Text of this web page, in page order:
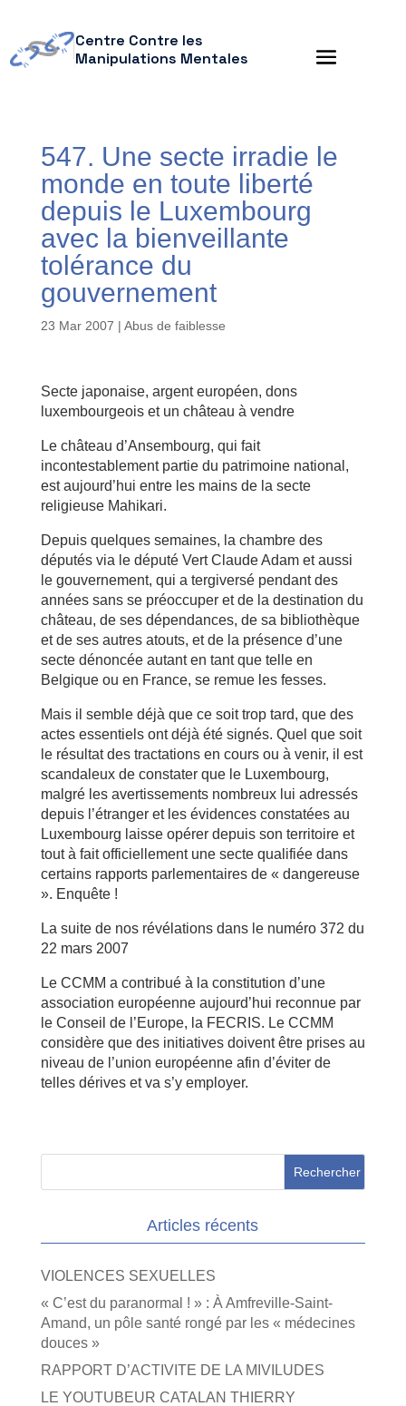
Centre Contre les
Manipulations Mentales
547. Une secte irradie le
monde en toute liberté
depuis le Luxembourg
avec la bienveillante
tolérance du
gouvernement
23 Mar 2007 | Abus de faiblesse
Secte japonaise, argent européen, dons
luxembourgeois et un château à vendre
Le château d’Ansembourg, qui fait
incontestablement partie du patrimoine national,
est aujourd’hui entre les mains de la secte
religieuse Mahikari.
Depuis quelques semaines, la chambre des
députés via le député Vert Claude Adam et aussi
le gouvernement, qui a tergiversé pendant des
années sans se préoccuper et de la destination du
château, de ses dépendances, de sa bibliothèque
et de ses autres atouts, et de la présence d’une
secte dénoncée autant en tant que telle en
Belgique ou en France, se remue les fesses.
Mais il semble déjà que ce soit trop tard, que des
actes essentiels ont déjà été signés. Quel que soit
le résultat des tractations en cours ou à venir, il est
scandaleux de constater que le Luxembourg,
malgré les avertissements nombreux lui adressés
depuis l’étranger et les évidences constatées au
Luxembourg laisse opérer depuis son territoire et
tout à fait officiellement une secte qualifiée dans
certains rapports parlementaires de « dangereuse
». Enquête !
La suite de nos révélations dans le numéro 372 du
22 mars 2007
Le CCMM a contribué à la constitution d’une
association européenne aujourd’hui reconnue par
le Conseil de l’Europe, la FECRIS. Le CCMM
considère que des initiatives doivent être prises au
niveau de l’union européenne afin d’éviter de
telles dérives et va s’y employer.
Articles récents
VIOLENCES SEXUELLES
« C’est du paranormal ! » : À Amfreville-Saint-
Amand, un pôle santé rongé par les « médecines
douces »
RAPPORT D’ACTIVITE DE LA MIVILUDES
LE YOUTUBEUR CATALAN THIERRY